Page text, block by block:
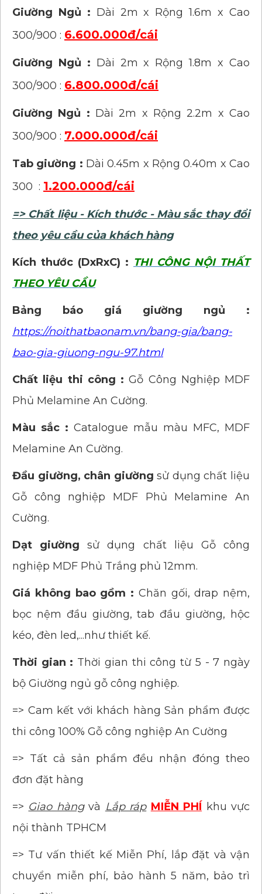
Giường Ngủ : Dài 2m x Rộng 1.6m x Cao
300/900 : 6.600.000đ/cái
Giường Ngủ : Dài 2m x Rộng 1.8m x Cao
300/900 : 6.800.000đ/cái
Giường Ngủ : Dài 2m x Rộng 2.2m x Cao
300/900 : 7.000.000đ/cái
Tab giường : Dài 0.45m x Rộng 0.40m x Cao
300 : 1.200.000đ/cái
=> Chất liệu - Kích thước - Màu sắc thay đổi
theo yêu cầu của khách hàng
Kích thước (DxRxC) : THI CÔNG NỘI THẤT
THEO YÊU CẦU
Bảng báo giá giường ngủ :
https://noithatbaonam.vn/bang-gia/bang-
bao-gia-giuong-ngu-97.html
Chất liệu thi công :Gỗ Công Nghiệp MDF
Phủ Melamine An Cường.
Màu sắc : Catalogue mẫu màu MFC, MDF
Melamine An Cường.
Đầu giường, chân giường sử dụng chất liệu
Gỗ công nghiệp MDF Phủ Melamine An
Cường.
Dạt giường sử dụng chất liệu Gỗ công
nghiệp MDF Phủ Trắng phủ 12mm.
Giá không bao gồm : Chăn gối, drap nệm,
bọc nệm đầu giường, tab đầu giường, hộc
kéo, đèn led,...như thiết kế.
Thời gian : Thời gian thi công từ 5 - 7 ngày
bộ Giường ngủ gỗ công nghiệp.
=> Cam kết với khách hàng Sản phẩm được
thi công 100% Gỗ công nghiệp An Cường
=> Tất cả sản phẩm đều nhận đóng theo
đơn đặt hàng
=> Giao hàngvà Lắp ráp MIỄN PHÍ khu vực
nội thành TPHCM
=> Tư vấn thiết kế Miễn Phí, lắp đặt và vận
chuyển miễn phí, bảo hành 5 năm, bảo trì